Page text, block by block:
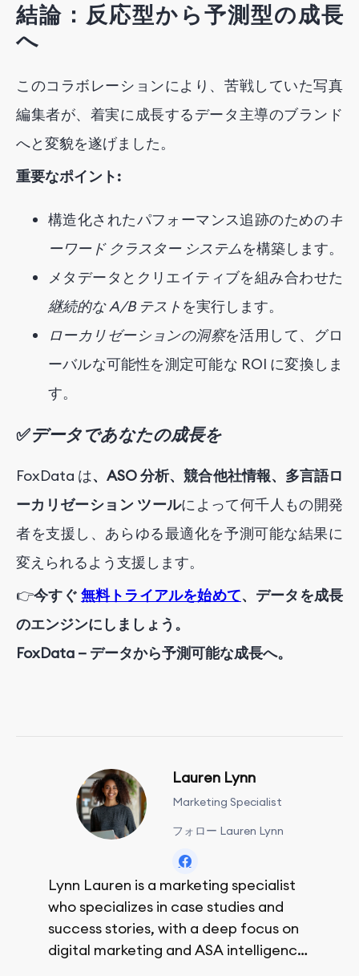
結論：反応型から予測型の成長
へ
このコラボレーションにより、苦戦していた写真
編集者が、着実に成長するデータ主導のブランド
へと変貌を遂げました。
重要なポイント:
構造化されたパフォーマンス追跡のためのキ
ーワード クラスター システムを構築します。
メタデータとクリエイティブを組み合わせた
継続的な A/B テスト を実行します。
ローカリゼーションの洞察を活用して、グロ
ーバルな可能性を測定可能な ROI に変換しま
す。
✅データであなたの成長を
FoxData は、ASO 分析、競合他社情報、多言語ロ
ーカリゼーション ツールによって何千人もの開発
者を支援し、あらゆる最適化を予測可能な結果に
変えられるよう支援します。
👉今すぐ 無料トライアルを始めて、データを成長
のエンジンにしましょう。
FoxData — データから予測可能な成長へ。
Lauren Lynn
Marketing Specialist
フォロー Lauren Lynn
Lynn Lauren is a marketing specialist
who specializes in case studies and
success stories, with a deep focus on
digital marketing and ASA intelligence